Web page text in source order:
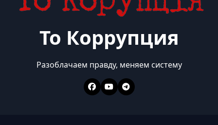
То Коррупция
Разоблачаем правду, меняем систему